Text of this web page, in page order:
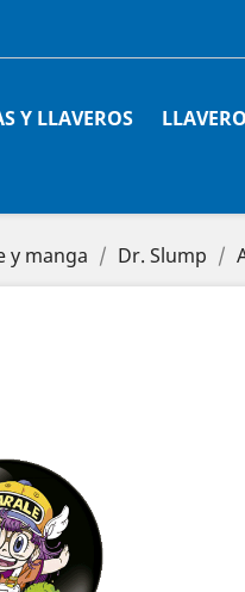
Y LLAVEROS
y manga Dr. Slump